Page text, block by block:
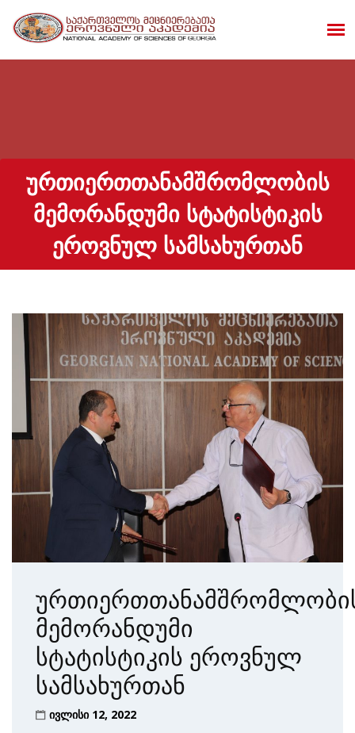
ᲣᲠᲗᲘᲔᲠᲗᲗᲐᲜᲐᲛᲨᲠᲝᲛᲚᲝᲑᲘᲡ
ᲛᲔᲛᲝᲠᲐᲜᲓᲣᲛᲘ ᲡᲢᲐᲢᲘᲡᲢᲘᲙᲘᲡ
ᲔᲠᲝᲕᲜᲣᲚ ᲡᲐᲛᲡᲐᲮᲣᲠᲗᲐᲜ
მემორანდუმი
სტატისტიკის ეროვნულ
სამსახურთან
ივლისი 12, 2022